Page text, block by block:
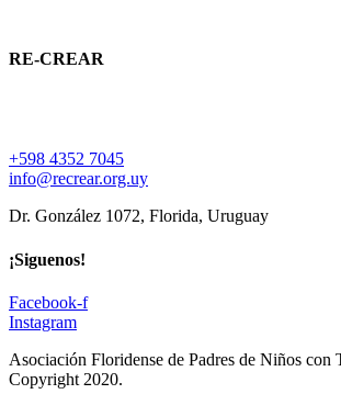
RE-CREAR
+598 4352 7045
info@recrear.org.uy
Dr. González 1072, Florida, Uruguay
¡Siguenos!
Facebook-f
Instagram
Asociación Floridense de Padres de Niños con
Copyright 2020.